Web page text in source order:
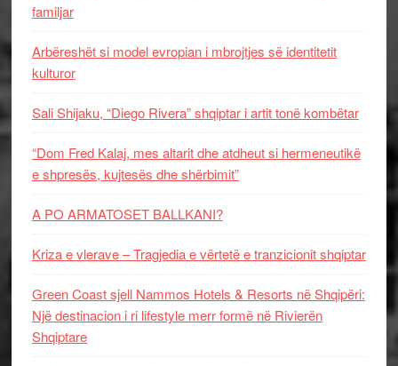
familjar
Arbëreshët si model evropian i mbrojtjes së identitetit
kulturor
Sali Shijaku, “Diego Rivera” shqiptar i artit tonë kombëtar
“Dom Fred Kalaj, mes altarit dhe atdheut si hermeneutikë
e shpresës, kujtesës dhe shërbimit”
A PO ARMATOSET BALLKANI?
Kriza e vlerave – Tragjedia e vërtetë e tranzicionit shqiptar
Green Coast sjell Nammos Hotels & Resorts në Shqipëri:
Një destinacion i ri lifestyle merr formë në Rivierën
Shqiptare